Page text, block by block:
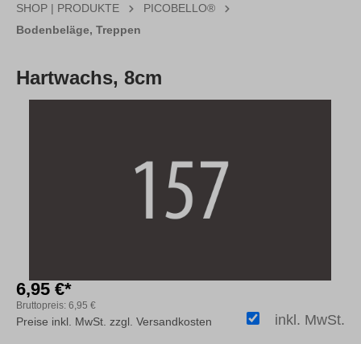
SHOP | PRODUKTE
PICOBELLO®
Bodenbeläge, Treppen
Hartwachs, 8cm
6,95 €*
Bruttopreis: 6,95 €
inkl. MwSt.
Preise inkl. MwSt. zzgl. Versandkosten